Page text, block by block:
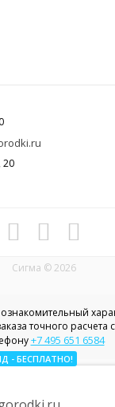
Сигма © 2026
точного расчета
+7 495 651 6584
- БЕСПЛАТНО!
в отношении
данных